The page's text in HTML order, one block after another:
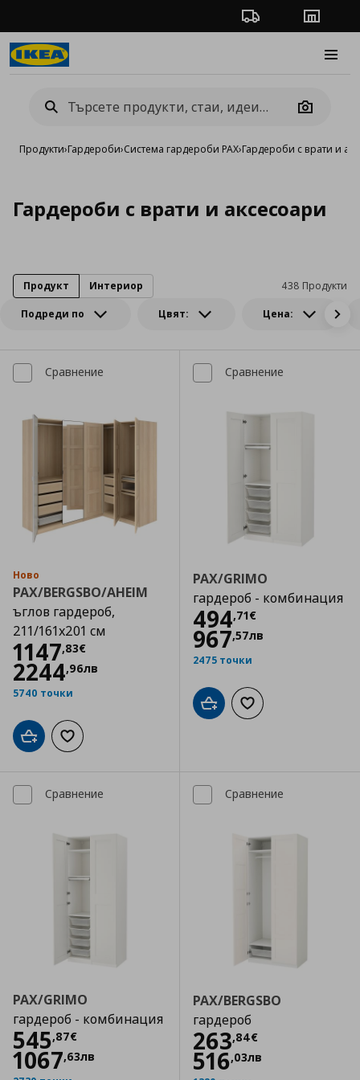
Проследяване на
Camera
Продукти›Гардероби›Система гардероби PAX›Гардероби с врати и
Гардероби с врати и аксесоари
Подреди по Цвят: Цена:
438 Продукти
Продукт Интериор
Сравнение
Ново
PAX/BERGSBO/AHEIM
ъглов гардероб,
211/161x201 см
1147,83€
Цена1147,83 €
2244,96лв
5740 точки
Добави в кошницата
Добави към списъка с любими
Сравнение
PAX/GRIMO
гардероб - комбинация
494,71€
Цена
967,57лв
2475 точки
Добави в кошницата
Добави към
Сравнение
PAX/GRIMO
гардероб - комбинация
545,87€
Цена
1067,63лв
Сравнение
PAX/BERGSBO
гардероб
263,84€
Цена263,84 €
516,03лв